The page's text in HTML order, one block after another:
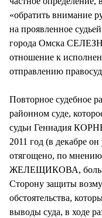
«обратить внимание
на проявленное
города Омска
отношение к
отправлению
Повторное судебное
районном суде,
судьи Геннадия
2011 год (в декабре
отягощено, по мнению
ЖЕЛЕЩИКОВА,
Сторону защиты
обстоятельства,
выводы суда, в ходе